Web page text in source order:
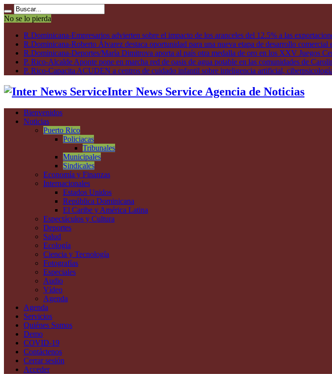
No se lo pierda
R.Dominicana-Empresarios advierten sobre el impacto de los aranceles del 12.5% a las
R.Dominicana-Roberto Álvarez destaca oportunidad para una nueva etapa de desarrollo
R.Dominicana-Deportes/María Dimitrova aporta al país otra medalla de oro en los XXV Juegos
P. Rico-Alcalde Aponte pone en marcha red de oasis de agua potable en las comunidades de
P. Rico-Capacita ACUDEN a centros de cuidado infantil sobre inteligencia artificial,
Inter News Service Agencia de Noticias
Bienvenidos
Noticias
Puerto Rico
Policiacas
Tribunales
Municipales
Sindicales
Economía y Finanzas
Internacionales
Estados Unidos
República Dominicana
El Caribe y América Latina
Espectáculos y Cultura
Deportes
Salud
Ecología
Ciencia y Tecnología
Fotografías
Especiales
Audio
Vídeo
Agenda
Agenda
Servicios
Quiénes Somos
Demo
COVID-19
Contáctenos
Cerrar sesión
Acceder